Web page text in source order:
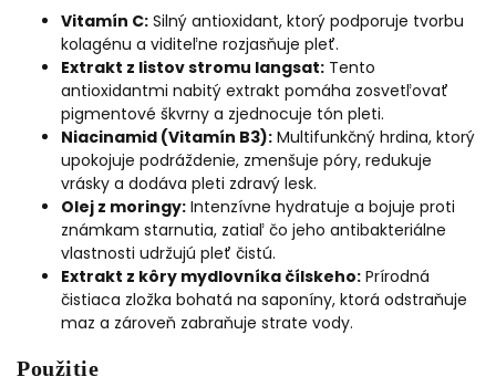
Vitamín C: Silný antioxidant, ktorý podporuje tvorbu
kolagénu a viditeľne rozjasňuje pleť.
Extrakt z listov stromu langsat: Tento
antioxidantmi nabitý extrakt pomáha zosvetľovať
pigmentové škvrny a zjednocuje tón pleti.
Niacinamid (Vitamín B3): Multifunkčný hrdina, ktorý
upokojuje podráždenie, zmenšuje póry, redukuje
vrásky a dodáva pleti zdravý lesk.
Olej z moringy: Intenzívne hydratuje a bojuje proti
známkam starnutia, zatiaľ čo jeho antibakteriálne
vlastnosti udržujú pleť čistú.
Extrakt z kôry mydlovníka čílskeho: Prírodná
čistiaca zložka bohatá na saponíny, ktorá odstraňuje
maz a zároveň zabraňuje strate vody.
Použitie